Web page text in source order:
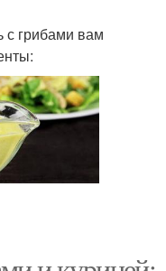
с грибами вам